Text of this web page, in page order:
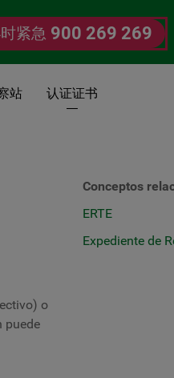
紧急 900 269 269
站 认证证书
o
puede
Conceptos
ERTE
Expediente de